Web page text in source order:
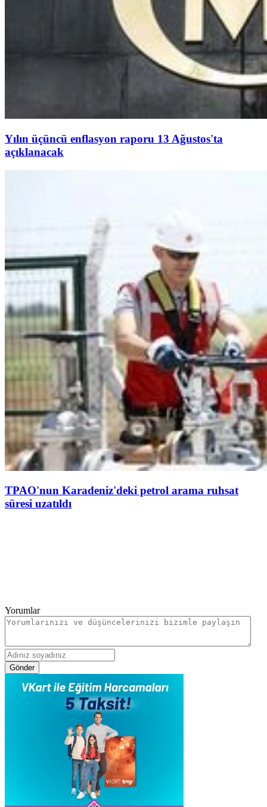
Yılın üçüncü enflasyon raporu 13 Ağustos'ta
açıklanacak
TPAO'nun Karadeniz'deki petrol arama ruhsat
süresi uzatıldı
Yorumlar
Gönder